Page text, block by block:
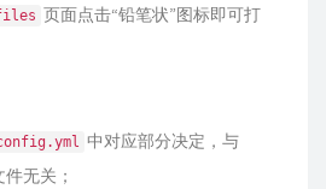
页面点击“铅笔状”图标即可打
中对应部分决定，与
无关；